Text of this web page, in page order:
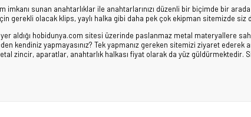
imkanı sunan anahtarlıklar ile anahtarlarınızı düzenli bir biçimde bir
gerekli olacak klips, yaylı halka gibi daha pek çok ekipman sitemizde siz
yer aldığı hobidunya.com sitesi üzerinde paslanmaz metal materyallere
kendiniz yapmayasınız? Tek yapmanız gereken sitemizi ziyaret
zincir, aparatlar, anahtarlık halkası fiyat olarak da yüz güldürmektedir.